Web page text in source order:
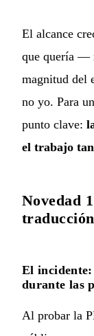
El alcance
que quería —
magnitud del
no yo. Para
punto clave:
el trabajo
Novedad
El
durante las
Al probar la